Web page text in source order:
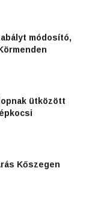
módosító,
ütközött
Kőszegen